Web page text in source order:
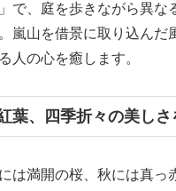
で、庭を歩きながら異な
嵐山を借景に取り込んだ
人の心を癒します。
葉、四季折々の美しさ
は満開の桜、秋には真っ